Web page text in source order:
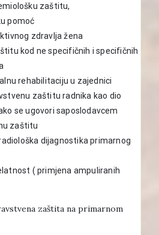
zaštitu,
pomoć
zdravlja žena
kod ne specifičnih i specifičnih
rehabilitaciju u zajednici
zaštitu radnika kao dio
se ugovori saposlodavcem
zaštitu
dijagnostika primarnog
( primjena ampuliranih
zaštita na primarnom